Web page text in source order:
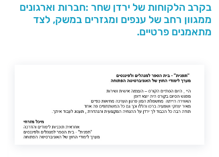
בקרב הלקוחות של ירדן שחר :חברות וארגונים
ממגוון רחב של ענפים ומגזרים במשק, לצד
מתאמנים פרטיים.